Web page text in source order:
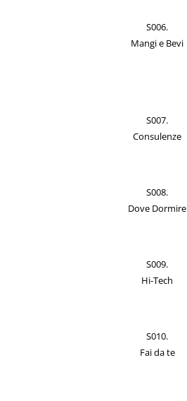
S006.
Mangi e Bevi
S007.
Consulenze
S008.
Dove Dormire
S009.
Hi-Tech
S010.
Fai da te